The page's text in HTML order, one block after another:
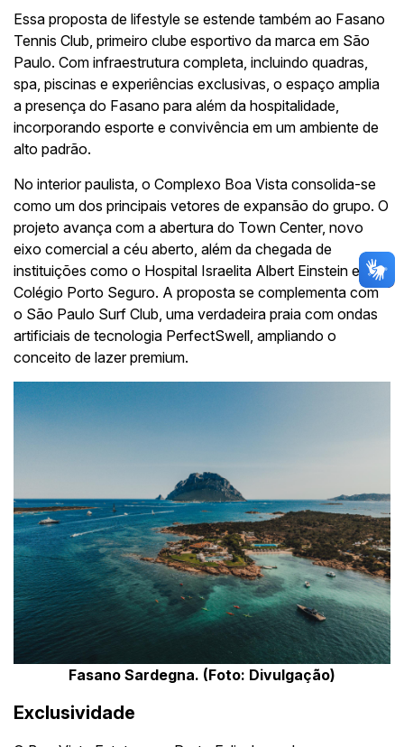
Essa proposta de lifestyle se estende também ao Fasano
Tennis Club, primeiro clube esportivo da marca em São
Paulo. Com infraestrutura completa, incluindo quadras,
spa, piscinas e experiências exclusivas, o espaço amplia
a presença do Fasano para além da hospitalidade,
incorporando esporte e convivência em um ambiente de
alto padrão.
No interior paulista, o Complexo Boa Vista consolida-se
como um dos principais vetores de expansão do grupo. O
projeto avança com a abertura do Town Center, novo
eixo comercial a céu aberto, além da chegada de
instituições como o Hospital Israelita Albert Einstein e o
Colégio Porto Seguro. A proposta se complementa com
o São Paulo Surf Club, uma verdadeira praia com ondas
artificiais de tecnologia PerfectSwell, ampliando o
conceito de lazer premium.
Fasano Sardegna. (Foto: Divulgação)
Exclusividade